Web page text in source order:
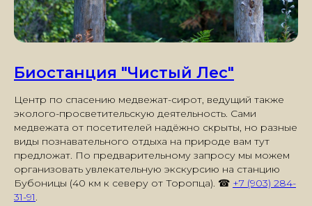
Биостанция "Чистый Лес"
Центр по спасению медвежат-сирот, ведущий также
эколого-просветительскую деятельность. Сами
медвежата от посетителей надёжно скрыты, но разные
виды познавательного отдыха на природе вам тут
предложат. По предварительному запросу мы можем
организовать увлекательную экскурсию на станцию
Бубоницы (40 км к северу от Торопца). ☎ +7 (903) 284-
31-91.